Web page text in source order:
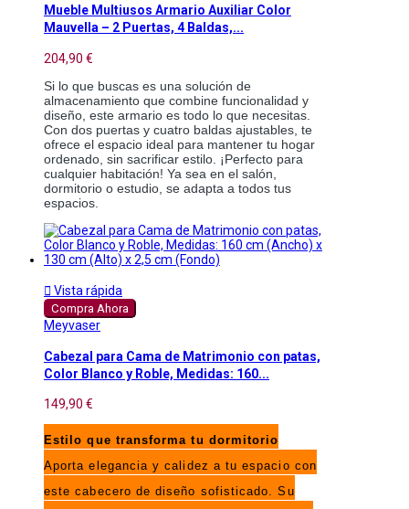
Mueble Multiusos Armario Auxiliar Color
Mauvella – 2 Puertas, 4 Baldas,...
204,90 €
Si lo que buscas es una solución de
almacenamiento que combine funcionalidad y
diseño, este armario es todo lo que necesitas.
Con dos puertas y cuatro baldas ajustables, te
ofrece el espacio ideal para mantener tu hogar
ordenado, sin sacrificar estilo. ¡Perfecto para
cualquier habitación! Ya sea en el salón,
dormitorio o estudio, se adapta a todos tus
espacios.
 Vista rápida
Compra Ahora
Meyvaser
Cabezal para Cama de Matrimonio con patas,
Color Blanco y Roble, Medidas: 160...
149,90 €
Estilo que transforma tu dormitorio
Aporta elegancia y calidez a tu espacio con
este cabecero de diseño sofisticado. Su